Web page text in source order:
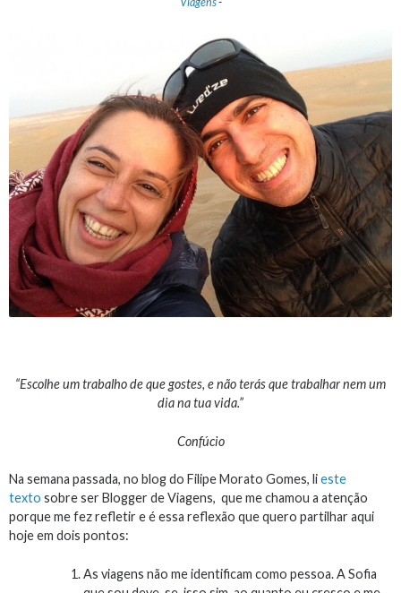
“Escolhe um trabalho de que gostes, e não terás que trabalhar nem um
dia na tua vida.”
Confúcio
Na semana passada, no blog do Filipe Morato Gomes, lieste
texto sobre ser Blogger de Viagens, que me chamou a atenção
porque me fez refletir e é essa reflexão que quero partilhar aqui
hoje em dois pontos:
As viagens não me identificam como pessoa. A Sofia